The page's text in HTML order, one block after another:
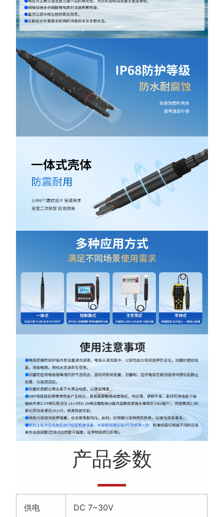
产品参数
供电 DC 7~30V